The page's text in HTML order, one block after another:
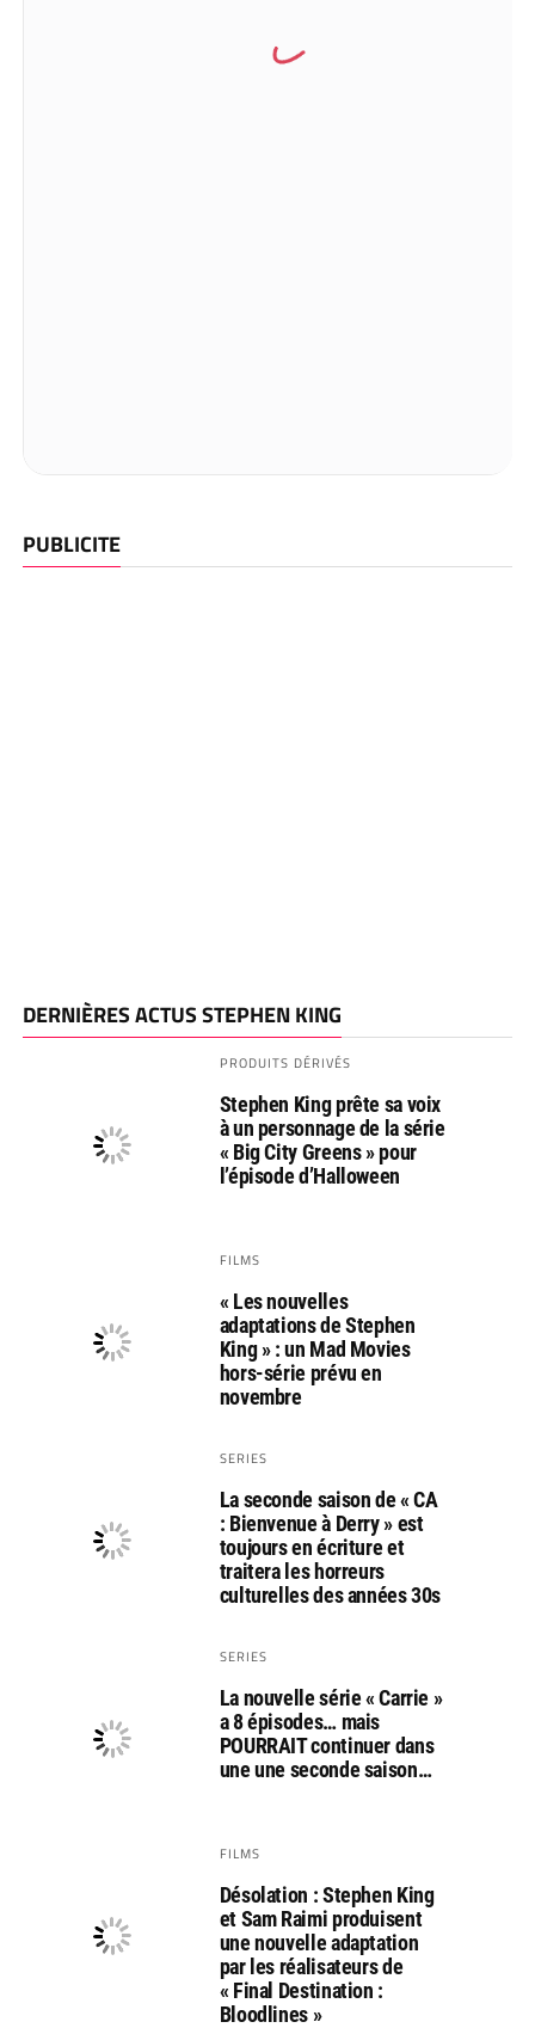
PUBLICITE
DERNIÈRES ACTUS STEPHEN KING
PRODUITS DÉRIVÉS
Stephen King prête sa voix
à un personnage de la série
« Big City Greens » pour
l’épisode d’Halloween
FILMS
« Les nouvelles
adaptations de Stephen
King » : un Mad Movies
hors-série prévu en
novembre
SERIES
La seconde saison de « CA
: Bienvenue à Derry » est
toujours en écriture et
traitera les horreurs
culturelles des années 30s
SERIES
La nouvelle série « Carrie »
a 8 épisodes… mais
POURRAIT continuer dans
une une seconde saison…
FILMS
Désolation : Stephen King
et Sam Raimi produisent
une nouvelle adaptation
par les réalisateurs de
« Final Destination :
Bloodlines »